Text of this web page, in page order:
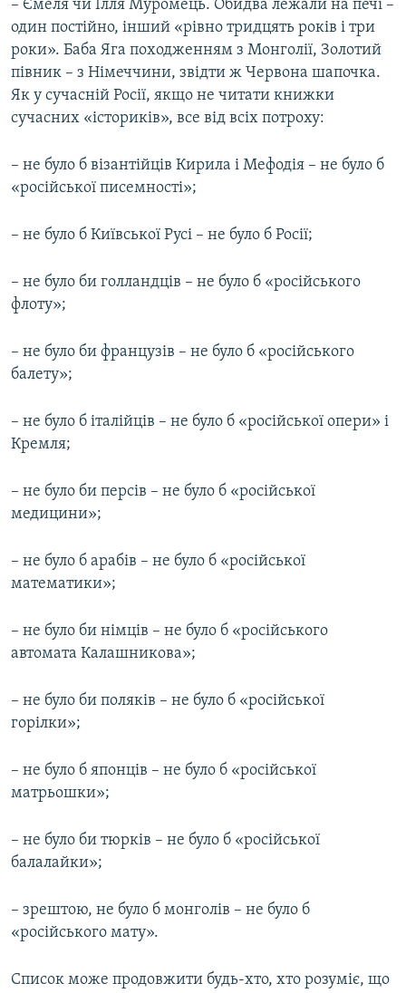
– Ємеля чи Ілля Муромець. Обидва лежали на печі –
один постійно, інший «рівно тридцять років і три
роки». Баба Яга походженням з Монголії, Золотий
півник – з Німеччини, звідти ж Червона шапочка.
Як у сучасній Росії, якщо не читати книжки
сучасних «істориків», все від всіх потроху:
– не було б візантійців Кирила і Мефодія – не було б
«російської писемності»;
– не було б Київської Русі – не було б Росії;
– не було би голландців – не було б «російського
флоту»;
– не було би французів – не було б «російського
балету»;
– не було б італійців – не було б «російської опери» і
Кремля;
– не було би персів – не було б «російської
медицини»;
– не було б арабів – не було б «російської
математики»;
– не було би німців – не було б «російського
автомата Калашникова»;
– не було би поляків – не було б «російської
горілки»;
– не було б японців – не було б «російської
матрьошки»;
– не було би тюрків – не було б «російської
балалайки»;
– зрештою, не було б монголів – не було б
«російського мату».
Список може продовжити будь-хто, хто розуміє, що